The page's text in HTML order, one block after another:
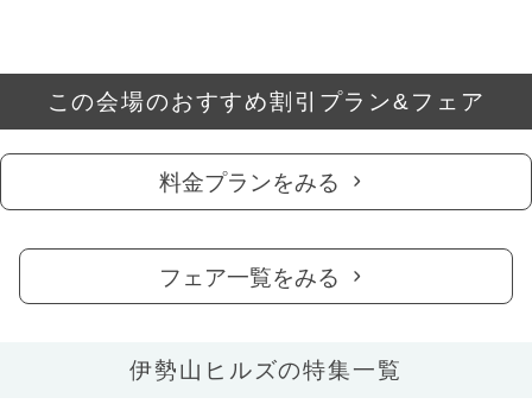
この会場のおすすめ割引プラン&フェア
料金プランをみる
フェア一覧をみる
伊勢山ヒルズの特集一覧